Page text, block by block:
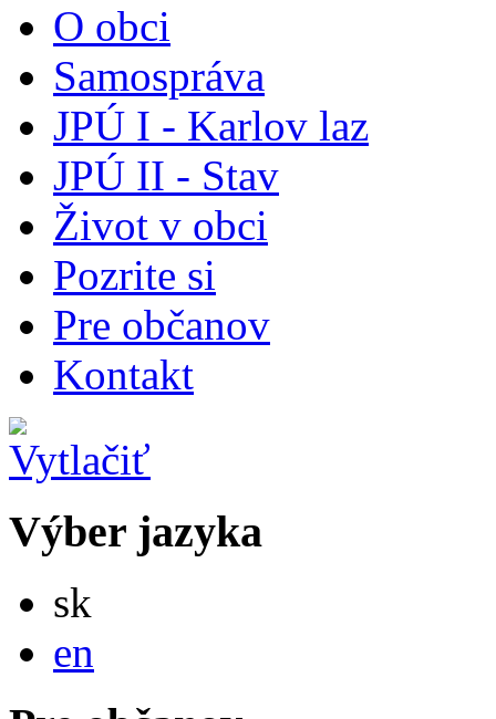
O obci
Samospráva
JPÚ I - Karlov laz
JPÚ II - Stav
Život v obci
Pozrite si
Pre občanov
Kontakt
Výber jazyka
sk
en